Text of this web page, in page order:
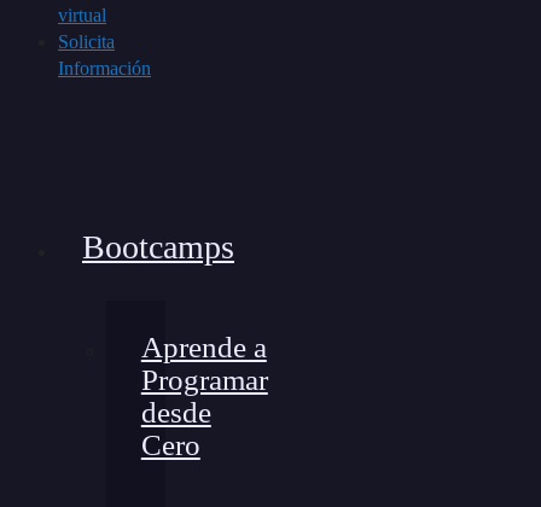
virtual
Solicita
Información
Bootcamps
Aprende a
Programar
desde
Cero